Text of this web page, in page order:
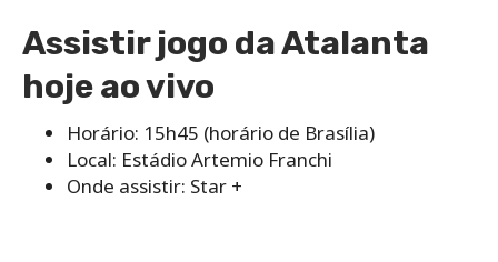
Assistir jogo da Atalanta
hoje ao vivo
Horário: 15h45 (horário de Brasília)
Local: Estádio Artemio Franchi
Onde assistir: Star +